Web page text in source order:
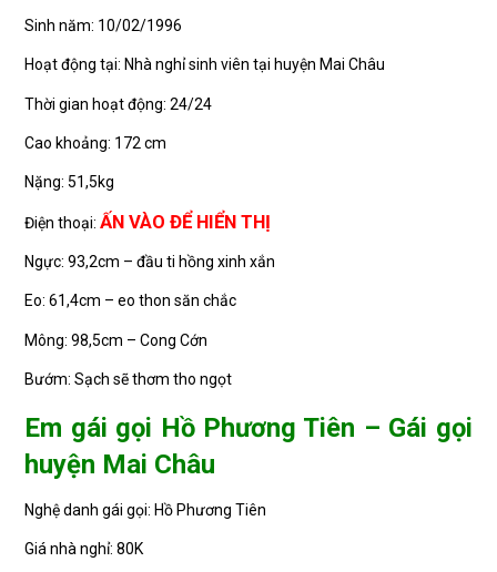
Sinh năm: 10/02/1996
Hoạt động tại: Nhà nghỉ sinh viên tại huyện Mai Châu
Thời gian hoạt động: 24/24
Cao khoảng: 172 cm
Nặng: 51,5kg
Điện thoại:ẤN VÀO ĐỂ HIỂN THỊ
Ngực: 93,2cm – đầu ti hồng xinh xắn
Eo: 61,4cm – eo thon săn chắc
Mông: 98,5cm – Cong Cớn
Bướm: Sạch sẽ thơm tho ngọt
Em gái gọi Hồ Phương Tiên – Gái gọi
huyện Mai Châu
Nghệ danh gái gọi: Hồ Phương Tiên
Giá nhà nghỉ: 80K